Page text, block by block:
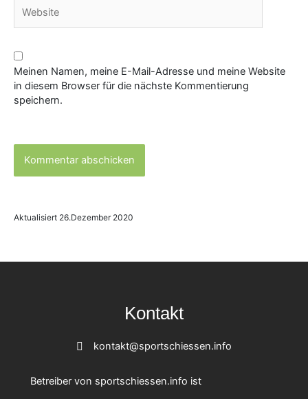
Meinen Namen, meine E-Mail-Adresse und meine Website
in diesem Browser für die nächste Kommentierung
speichern.
Aktualisiert 26.Dezember 2020
Kontakt
kontakt@sportschiessen.info
Betreiber von sportschiessen.info ist